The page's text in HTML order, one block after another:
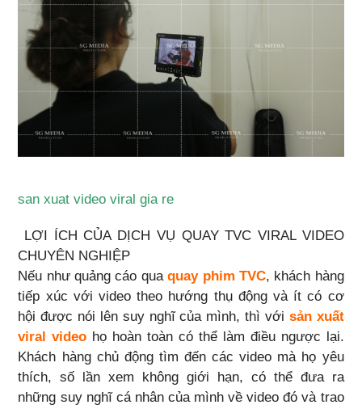
san xuat video viral gia re
LỢI ÍCH CỦA DỊCH VỤ QUAY TVC VIRAL VIDEO
CHUYÊN NGHIỆP
Nếu như quảng cáo quaquay phim TVC, khách hàng
tiếp xúc với video theo hướng thụ động và ít có cơ
hội được nói lên suy nghĩ của mình, thì với sản xuất
viral video họ hoàn toàn có thể làm điều ngược lại.
Khách hàng chủ động tìm đến các video mà họ yêu
thích, số lần xem không giới hạn, có thể đưa ra
những suy nghĩ cá nhân của mình về video đó và trao